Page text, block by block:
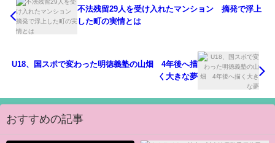
不法残留29人を受け入れたマンション 摘発で浮上
した町の実情とは
U18、国スポで変わった明徳義塾の山畑 4年後へ描
く大きな夢
おすすめの記事